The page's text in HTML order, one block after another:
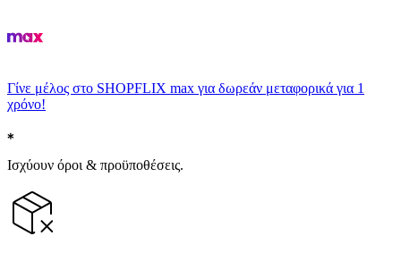
Γίνε μέλος στο SHOPFLIX max για δωρεάν μεταφορικά για 1
χρόνο!
Ισχύουν όροι & προϋποθέσεις.